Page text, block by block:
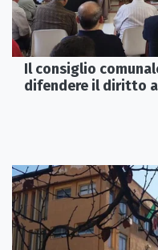
Il consiglio
difendere il diritto